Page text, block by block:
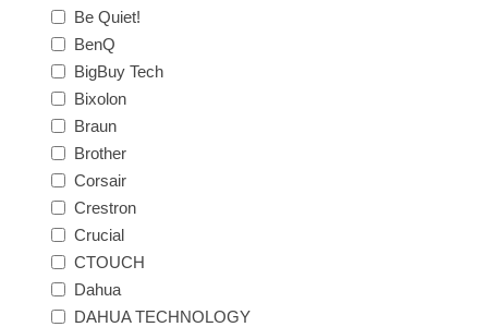
Be Quiet!
BenQ
BigBuy Tech
Bixolon
Braun
Brother
Corsair
Crestron
Crucial
CTOUCH
Dahua
DAHUA TECHNOLOGY